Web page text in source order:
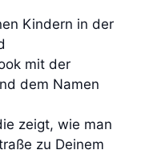
Kindern in der
mit der
dem Namen
zeigt, wie man
zu Deinem